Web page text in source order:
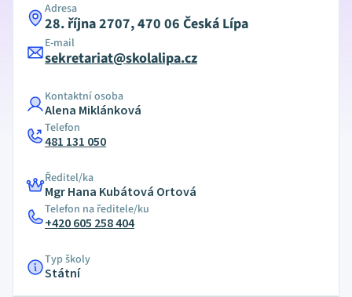
Adresa
28. října 2707, 470 06 Česká Lípa
E-mail
sekretariat@skolalipa.cz
Kontaktní osoba
Alena Miklánková
Telefon
481 131 050
Ředitel/ka
Mgr Hana Kubátová Ortová
Telefon na ředitele/ku
+420 605 258 404
Typ školy
Státní